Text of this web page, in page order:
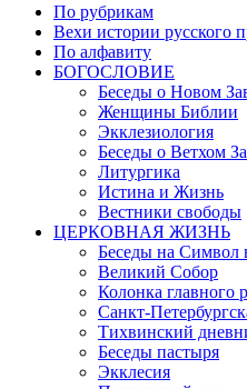
По рубрикам
Вехи истории русского
По алфавиту
БОГОСЛОВИЕ
Беседы о Новом
Женщины Библии
Экклезиология
Беседы о Ветхом
Литургика
Истина и Жизнь
Вестники свободы
ЦЕРКОВНАЯ ЖИЗНЬ
Беседы на Символ
Великий Собор
Колонка главного
Санкт-
Тихвинский
Беседы пастыря
Экклесия